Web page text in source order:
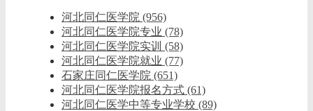
河北同仁医学院 (956)
河北同仁医学院专业 (78)
河北同仁医学院实训 (58)
河北同仁医学院就业 (77)
石家庄同仁医学院 (651)
河北同仁医学院报名方式 (61)
河北同仁医学中等专业学校 (89)